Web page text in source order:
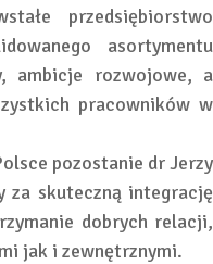
przedsiębiorstwo
asortymentu
ambicje rozwojowe, a
pracowników w
pozostanie dr Jerzy
za skuteczną integrację
dobrych relacji,
jak i zewnętrznymi.